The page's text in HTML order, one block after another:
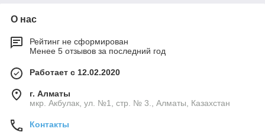
О нас
Рейтинг не сформирован
Менее 5 отзывов за последний год
Работает с 12.02.2020
г. Алматы
мкр. Акбулак, ул. №1, стр. № 3., Алматы, Казахстан
Контакты